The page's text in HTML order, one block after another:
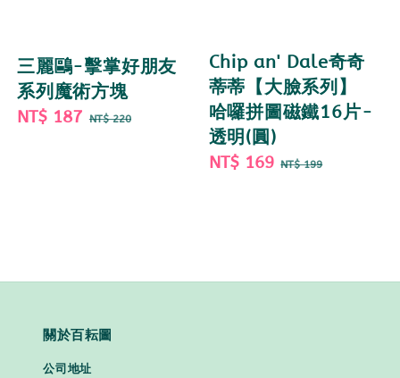
三麗鷗-擊掌好朋友
系列魔術方塊
Sale
NT$ 187 Regular
NT$ 220
Chip an' Dale奇奇
蒂蒂【大臉系列】
哈囉拼圖磁鐵16片-
透明(圓)
Sale
NT$ 169 Regular
NT$ 199
關於百耘圖
公司地址